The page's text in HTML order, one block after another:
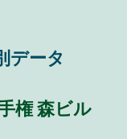
データ
権 森ビル